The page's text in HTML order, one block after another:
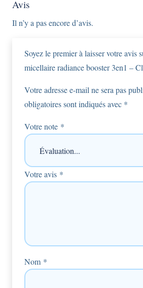
Avis
Il n’y a pas encore d’avis.
Soyez le premier à laisser votre avis
micellaire radiance booster 3en1 –
Votre adresse e-mail ne sera pas
obligatoires sont indiqués avec *
Votre note *
Votre avis *
Nom *